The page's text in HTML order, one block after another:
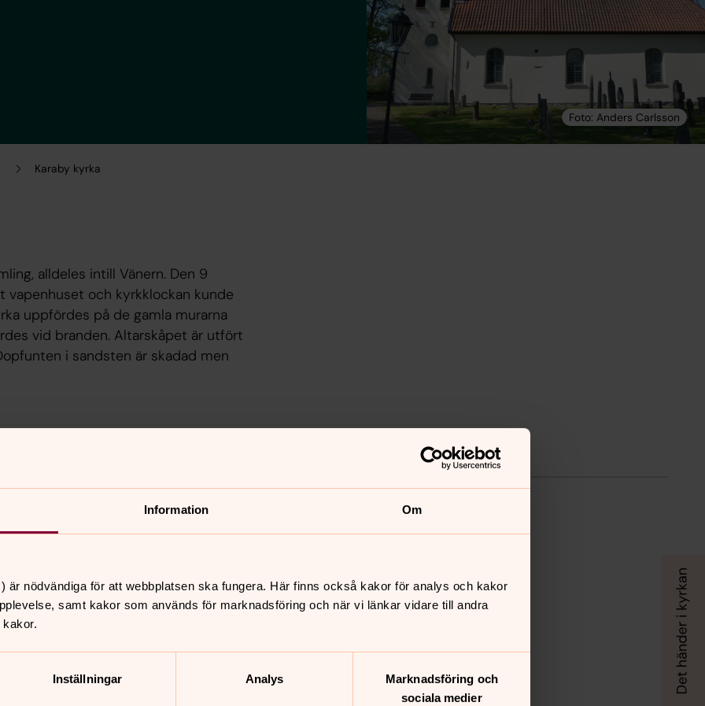
Information Om
är nödvändiga för att webbplatsen ska fungera. Här finns också kakor för analys och kakor
samt kakor som används för marknadsföring och när vi länkar vidare till andra
Inställningar Analys
Marknadsföring och
sociala medier
Karaby kyrka
alldeles intill Vänern. Den 9
vapenhuset och kyrkklockan kunde
uppfördes på de gamla murarna
vid branden. Altarskåpet är utfört
i sandsten är skadad men